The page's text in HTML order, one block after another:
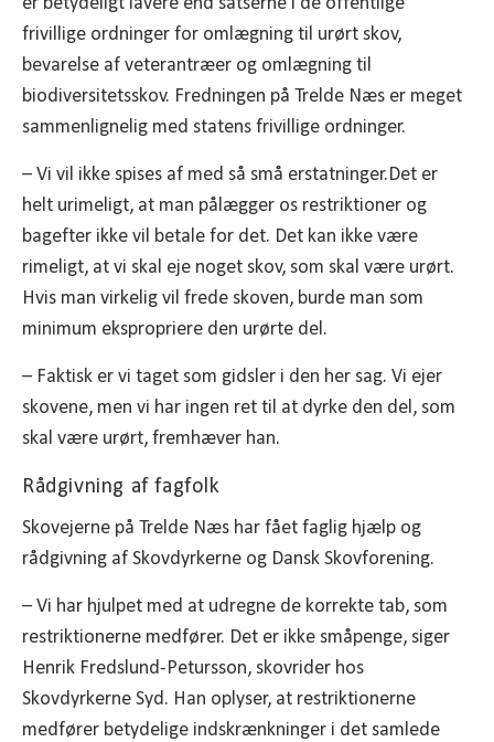
frivillige ordninger for omlægning til urørt skov,
bevarelse af veterantræer og omlægning til
biodiversitetsskov. Fredningen på Trelde Næs er meget
sammenlignelig med statens frivillige ordninger.
– Vi vil ikke spises af med så små erstatninger.Det er
helt urimeligt, at man pålægger os restriktioner og
bagefter ikke vil betale for det. Det kan ikke være
rimeligt, at vi skal eje noget skov, som skal være urørt.
Hvis man virkelig vil frede skoven, burde man som
minimum ekspropriere den urørte del.
– Faktisk er vi taget som gidsler i den her sag. Vi ejer
skovene, men vi har ingen ret til at dyrke den del, som
skal være urørt, fremhæver han.
Rådgivning af fagfolk
Skovejerne på Trelde Næs har fået faglig hjælp og
rådgivning af Skovdyrkerne og Dansk Skovforening.
– Vi har hjulpet med at udregne de korrekte tab, som
restriktionerne medfører. Det er ikke småpenge, siger
Henrik Fredslund-Petursson, skovrider hos
Skovdyrkerne Syd. Han oplyser, at restriktionerne
medfører betydelige indskrænkninger i det samlede